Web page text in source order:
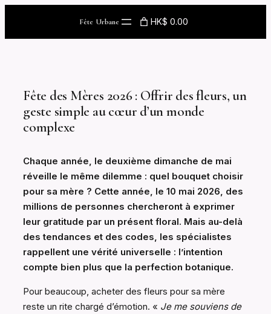
content
Fête Urbane HK$ 0.00
Fête des Mères 2026 : Offrir des fleurs, un
geste simple au cœur d’un monde
complexe
Chaque année, le deuxième dimanche de mai
réveille le même dilemme : quel bouquet choisir
pour sa mère ? Cette année, le 10 mai 2026, des
millions de personnes chercheront à exprimer
leur gratitude par un présent floral. Mais au-delà
des tendances et des codes, les spécialistes
rappellent une vérité universelle : l’intention
compte bien plus que la perfection botanique.
Pour beaucoup, acheter des fleurs pour sa mère
reste un rite chargé d’émotion. « Je me souviens de